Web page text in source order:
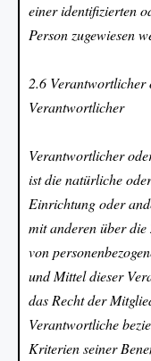
einer identifizierten
Person zugewiesen
2.6
Verantwortlicher
Verantwortlicher
ist die natürliche
Einrichtung oder
mit anderen über
von
und Mittel dieser
das Recht der
Verantwortliche
Kriterien seiner